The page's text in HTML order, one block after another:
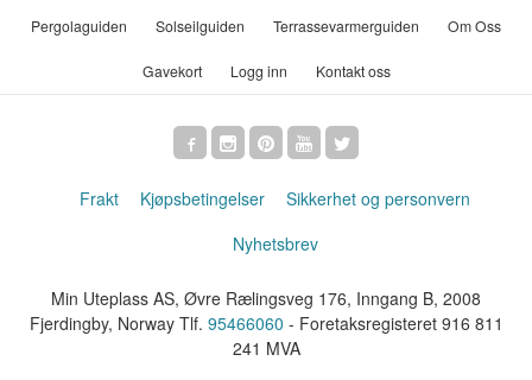
Pergolaguiden Solseilguiden Terrassevarmerguiden Om Oss
Gavekort Logg inn Kontakt oss
Frakt Kjøpsbetingelser
Sikkerhet og personvern
Nyhetsbrev
Min Uteplass AS, Øvre Rælingsveg 176, Inngang B, 2008
Fjerdingby, Norway Tlf. 95466060 - Foretaksregisteret 916 811
241 MVA